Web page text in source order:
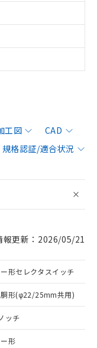
工図
CAD
規格認証/適合状況
報更新：2026/05/21
形セレクタスイッチ
形(φ22/25mm共用)
ッチ
形